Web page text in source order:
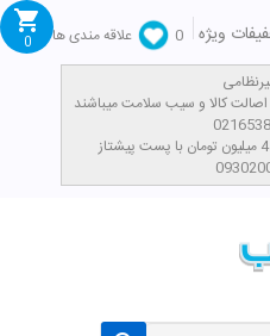
ویژه 0
علاقه مندی ها
0